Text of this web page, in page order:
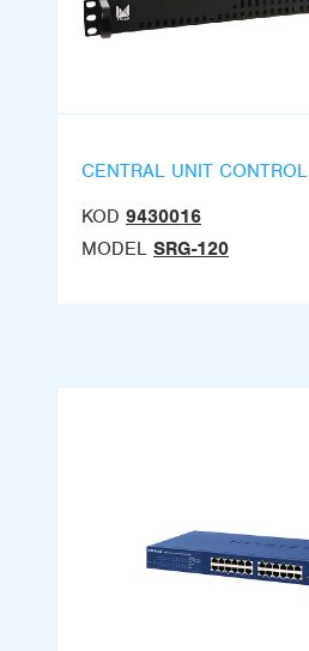
CENTRAL UNIT CONTROL
KOD 9430016
MODEL SRG-120